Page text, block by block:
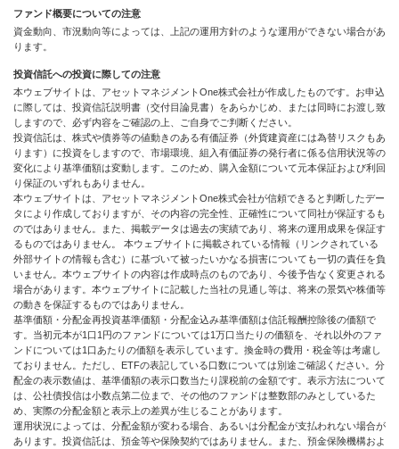
ファンド概要についての注意
資金動向、市況動向等によっては、上記の運用方針のような運用ができない場合があ
ります。
投資信託への投資に際しての注意
本ウェブサイトは、アセットマネジメントOne株式会社が作成したものです。お申込
に際しては、投資信託説明書（交付目論見書）をあらかじめ、または同時にお渡し致
しますので、必ず内容をご確認の上、ご自身でご判断ください。
投資信託は、株式や債券等の値動きのある有価証券（外貨建資産には為替リスクもあ
ります）に投資をしますので、市場環境、組入有価証券の発行者に係る信用状況等の
変化により基準価額は変動します。このため、購入金額について元本保証および利回
り保証のいずれもありません。
本ウェブサイトは、アセットマネジメントOne株式会社が信頼できると判断したデー
タにより作成しておりますが、その内容の完全性、正確性について同社が保証するも
のではありません。また、掲載データは過去の実績であり、将来の運用成果を保証す
るものではありません。 本ウェブサイトに掲載されている情報（リンクされている
外部サイトの情報も含む）に基づいて被ったいかなる損害についても一切の責任を負
いません。本ウェブサイトの内容は作成時点のものであり、今後予告なく変更される
場合があります。本ウェブサイトに記載した当社の見通し等は、将来の景気や株価等
の動きを保証するものではありません。
基準価額・分配金再投資基準価額・分配金込み基準価額は信託報酬控除後の価額で
す。当初元本が1口1円のファンドについては1万口当たりの価額を、それ以外のファ
ンドについては1口あたりの価額を表示しています。換金時の費用・税金等は考慮し
ておりません。ただし、ETFの表記している口数については別途ご確認ください。分
配金の表示数値は、基準価額の表示口数当たり課税前の金額です。表示方法について
は、公社債投信は小数点第二位まで、その他のファンドは整数部のみとしているた
め、実際の分配金額と表示上の差異が生じることがあります。
運用状況によっては、分配金額が変わる場合、あるいは分配金が支払われない場合が
あります。投資信託は、預金等や保険契約ではありません。また、預金保険機構およ